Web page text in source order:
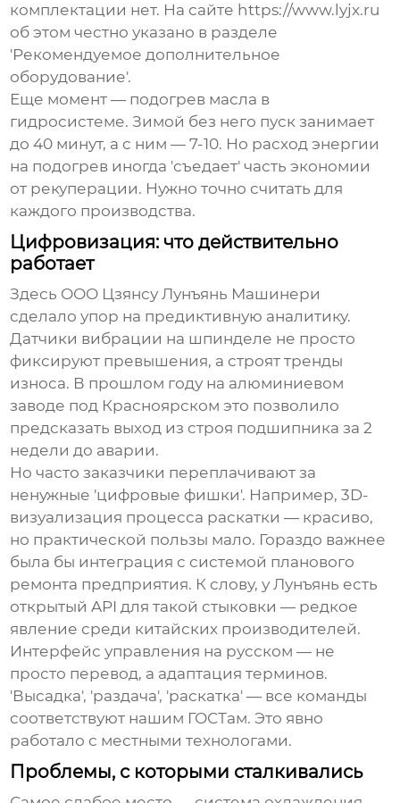
комплектации нет. На сайте https://www.lyjx.ru
об этом честно указано в разделе
'Рекомендуемое дополнительное
оборудование'.
Еще момент — подогрев масла в
гидросистеме. Зимой без него пуск занимает
до 40 минут, а с ним — 7-10. Но расход энергии
на подогрев иногда 'съедает' часть экономии
от рекуперации. Нужно точно считать для
каждого производства.
Цифровизация: что действительно
работает
Здесь ООО Цзянсу Лунъянь Машинери
сделало упор на предиктивную аналитику.
Датчики вибрации на шпинделе не просто
фиксируют превышения, а строят тренды
износа. В прошлом году на алюминиевом
заводе под Красноярском это позволило
предсказать выход из строя подшипника за 2
недели до аварии.
Но часто заказчики переплачивают за
ненужные 'цифровые фишки'. Например, 3D-
визуализация процесса раскатки — красиво,
но практической пользы мало. Гораздо важнее
была бы интеграция с системой планового
ремонта предприятия. К слову, у Лунъянь есть
открытый API для такой стыковки — редкое
явление среди китайских производителей.
Интерфейс управления на русском — не
просто перевод, а адаптация терминов.
'Высадка', 'раздача', 'раскатка' — все команды
соответствуют нашим ГОСТам. Это явно
работало с местными технологами.
Проблемы, с которыми сталкивались